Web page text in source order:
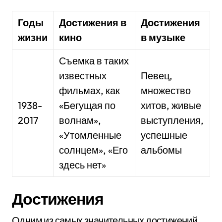
Годы
жизни
Достижения в
кино
Достижения
в музыке
1938-
2017
Съемка в таких
известных
фильмах, как
«Бегущая по
волнам»,
«Утомленные
солнцем», «Его
здесь нет»
Певец,
множество
хитов, живые
выступления,
успешные
альбомы
Достижения